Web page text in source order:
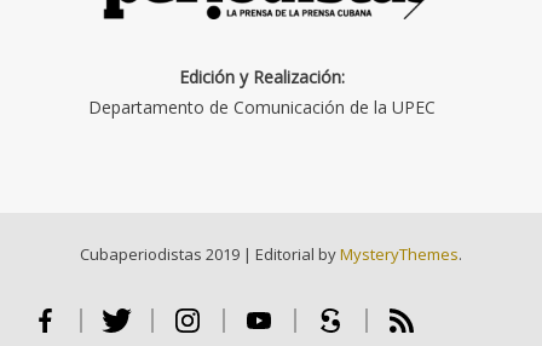
Edición y Realización:
Departamento de Comunicación de la UPEC
Cubaperiodistas 2019 | Editorial byMysteryThemes.
Facebook Twitter Instagram Youtube Scribd RSS